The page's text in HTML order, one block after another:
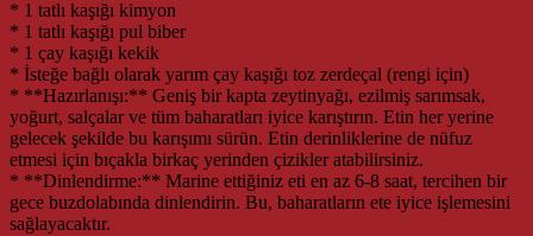
* 1 tatlı kaşığı kimyon
* 1 tatlı kaşığı pul biber
* 1 çay kaşığı kekik
* İsteğe bağlı olarak yarım çay kaşığı toz zerdeçal (rengi için)
* **Hazırlanışı:** Geniş bir kapta zeytinyağı, ezilmiş sarımsak,
yoğurt, salçalar ve tüm baharatları iyice karıştırın. Etin her yerine
gelecek şekilde bu karışımı sürün. Etin derinliklerine de nüfuz
etmesi için bıçakla birkaç yerinden çizikler atabilirsiniz.
* **Dinlendirme:** Marine ettiğiniz eti en az 6-8 saat, tercihen bir
gece buzdolabında dinlendirin. Bu, baharatların ete iyice işlemesini
sağlayacaktır.